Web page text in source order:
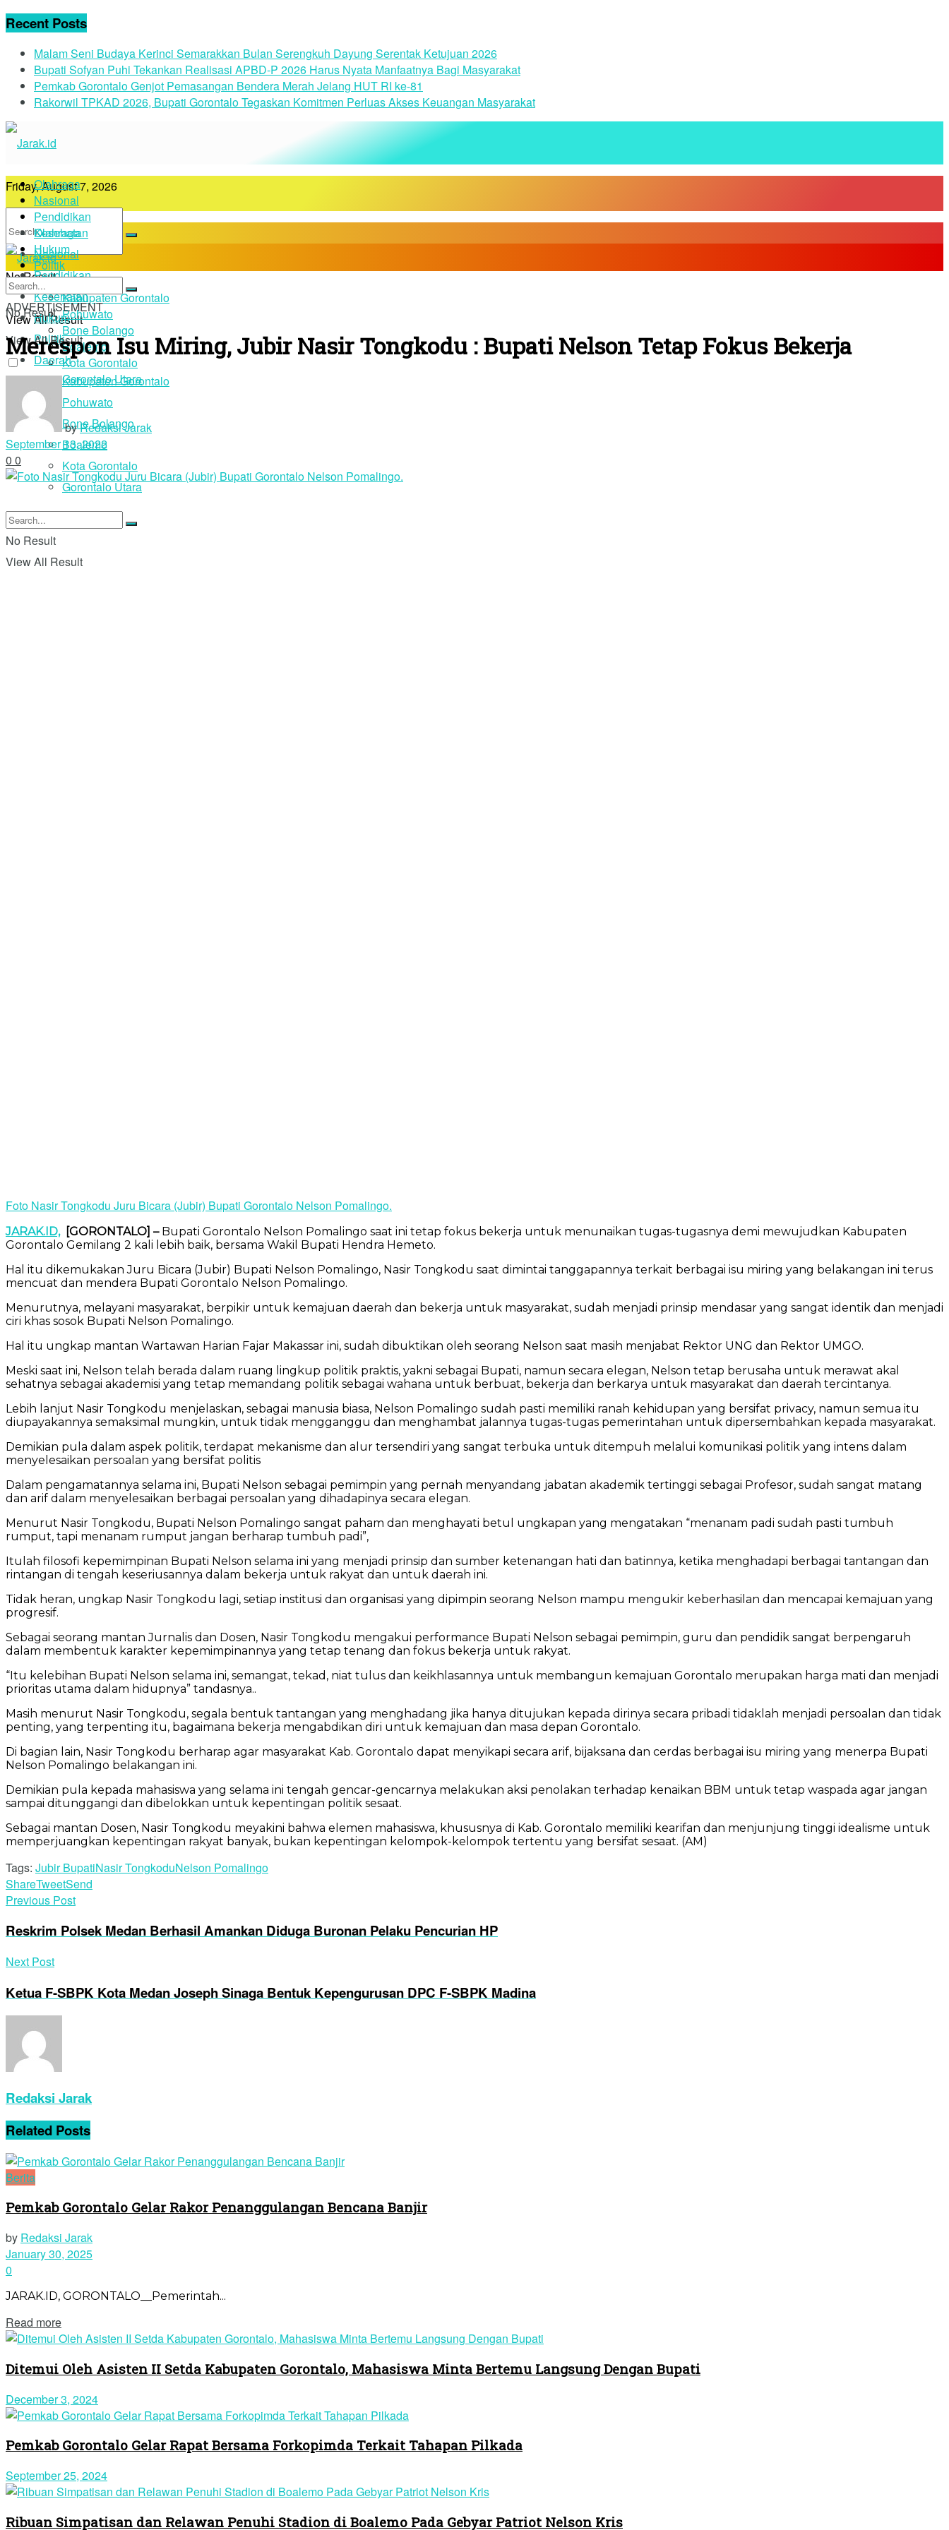
Recent Posts
Malam Seni Budaya Kerinci Semarakkan Bulan Serengkuh Dayung Serentak Ketujuan 2026
Bupati Sofyan Puhi Tekankan Realisasi APBD-P 2026 Harus Nyata Manfaatnya Bagi Masyarakat
Pemkab Gorontalo Genjot Pemasangan Bendera Merah Jelang HUT RI ke-81
Rakorwil TPKAD 2026, Bupati Gorontalo Tegaskan Komitmen Perluas Akses Keuangan Masyarakat
Friday, August 7, 2026
No Result
View All Result
Login
Olahraga
Nasional
Pendidikan
Kesehatan
Hukum
Politik
Daerah
Kabupaten Gorontalo
Pohuwato
Bone Bolango
Boalemo
Kota Gorontalo
Gorontalo Utara
Olahraga
Nasional
Pendidikan
Kesehatan
Hukum
Politik
Daerah
Kabupaten Gorontalo
Pohuwato
Bone Bolango
Boalemo
Kota Gorontalo
Gorontalo Utara
No Result
View All Result
No Result
View All Result
ADVERTISEMENT
Merespon Isu Miring, Jubir Nasir Tongkodu : Bupati Nelson Tetap Fokus Bekerja
byRedaksi Jarak
September 13, 2022
0 0
Foto Nasir Tongkodu Juru Bicara (Jubir) Bupati Gorontalo Nelson Pomalingo.
JARAK.ID,[GORONTALO] –Bupati Gorontalo Nelson Pomalingo saat ini tetap fokus bekerja untuk menunaikan tugas-tugasnya demi mewujudkan Kabupaten
Gorontalo Gemilang 2 kali lebih baik, bersama Wakil Bupati Hendra Hemeto.
Hal itu dikemukakan Juru Bicara (Jubir) Bupati Nelson Pomalingo, Nasir Tongkodu saat dimintai tanggapannya terkait berbagai isu miring yang belakangan ini terus
mencuat dan mendera Bupati Gorontalo Nelson Pomalingo.
Menurutnya, melayani masyarakat, berpikir untuk kemajuan daerah dan bekerja untuk masyarakat, sudah menjadi prinsip mendasar yang sangat identik dan menjadi
ciri khas sosok Bupati Nelson Pomalingo.
Hal itu ungkap mantan Wartawan Harian Fajar Makassar ini, sudah dibuktikan oleh seorang Nelson saat masih menjabat Rektor UNG dan Rektor UMGO.
Meski saat ini, Nelson telah berada dalam ruang lingkup politik praktis, yakni sebagai Bupati, namun secara elegan, Nelson tetap berusaha untuk merawat akal
sehatnya sebagai akademisi yang tetap memandang politik sebagai wahana untuk berbuat, bekerja dan berkarya untuk masyarakat dan daerah tercintanya.
Lebih lanjut Nasir Tongkodu menjelaskan, sebagai manusia biasa, Nelson Pomalingo sudah pasti memiliki ranah kehidupan yang bersifat privacy, namun semua itu
diupayakannya semaksimal mungkin, untuk tidak mengganggu dan menghambat jalannya tugas-tugas pemerintahan untuk dipersembahkan kepada masyarakat.
Demikian pula dalam aspek politik, terdapat mekanisme dan alur tersendiri yang sangat terbuka untuk ditempuh melalui komunikasi politik yang intens dalam
menyelesaikan persoalan yang bersifat politis
Dalam pengamatannya selama ini, Bupati Nelson sebagai pemimpin yang pernah menyandang jabatan akademik tertinggi sebagai Profesor, sudah sangat matang
dan arif dalam menyelesaikan berbagai persoalan yang dihadapinya secara elegan.
Menurut Nasir Tongkodu, Bupati Nelson Pomalingo sangat paham dan menghayati betul ungkapan yang mengatakan “menanam padi sudah pasti tumbuh
rumput, tapi menanam rumput jangan berharap tumbuh padi”,
Itulah filosofi kepemimpinan Bupati Nelson selama ini yang menjadi prinsip dan sumber ketenangan hati dan batinnya, ketika menghadapi berbagai tantangan dan
rintangan di tengah keseriusannya dalam bekerja untuk rakyat dan untuk daerah ini.
Tidak heran, ungkap Nasir Tongkodu lagi, setiap institusi dan organisasi yang dipimpin seorang Nelson mampu mengukir keberhasilan dan mencapai kemajuan yang
progresif.
Sebagai seorang mantan Jurnalis dan Dosen, Nasir Tongkodu mengakui performance Bupati Nelson sebagai pemimpin, guru dan pendidik sangat berpengaruh
dalam membentuk karakter kepemimpinannya yang tetap tenang dan fokus bekerja untuk rakyat.
“Itu kelebihan Bupati Nelson selama ini, semangat, tekad, niat tulus dan keikhlasannya untuk membangun kemajuan Gorontalo merupakan harga mati dan menjadi
prioritas utama dalam hidupnya” tandasnya..
Masih menurut Nasir Tongkodu, segala bentuk tantangan yang menghadang jika hanya ditujukan kepada dirinya secara pribadi tidaklah menjadi persoalan dan tidak
penting, yang terpenting itu, bagaimana bekerja mengabdikan diri untuk kemajuan dan masa depan Gorontalo.
Di bagian lain, Nasir Tongkodu berharap agar masyarakat Kab. Gorontalo dapat menyikapi secara arif, bijaksana dan cerdas berbagai isu miring yang menerpa Bupati
Nelson Pomalingo belakangan ini.
Demikian pula kepada mahasiswa yang selama ini tengah gencar-gencarnya melakukan aksi penolakan terhadap kenaikan BBM untuk tetap waspada agar jangan
sampai ditunggangi dan dibelokkan untuk kepentingan politik sesaat.
Sebagai mantan Dosen, Nasir Tongkodu meyakini bahwa elemen mahasiswa, khususnya di Kab. Gorontalo memiliki kearifan dan menjunjung tinggi idealisme untuk
memperjuangkan kepentingan rakyat banyak, bukan kepentingan kelompok-kelompok tertentu yang bersifat sesaat. (AM)
Tags: Jubir BupatiNasir TongkoduNelson Pomalingo
ShareTweetSend
Previous Post
Reskrim Polsek Medan Berhasil Amankan Diduga Buronan Pelaku Pencurian HP
Next Post
Ketua F-SBPK Kota Medan Joseph Sinaga Bentuk Kepengurusan DPC F-SBPK Madina
Redaksi Jarak
Related Posts
Berita
Pemkab Gorontalo Gelar Rakor Penanggulangan Bencana Banjir
by Redaksi Jarak
January 30, 2025
0
JARAK.ID, GORONTALO__Pemerintah...
Read more
Ditemui Oleh Asisten II Setda Kabupaten Gorontalo, Mahasiswa Minta Bertemu Langsung Dengan Bupati
December 3, 2024
Pemkab Gorontalo Gelar Rapat Bersama Forkopimda Terkait Tahapan Pilkada
September 25, 2024
Ribuan Simpatisan dan Relawan Penuhi Stadion di Boalemo Pada Gebyar Patriot Nelson Kris